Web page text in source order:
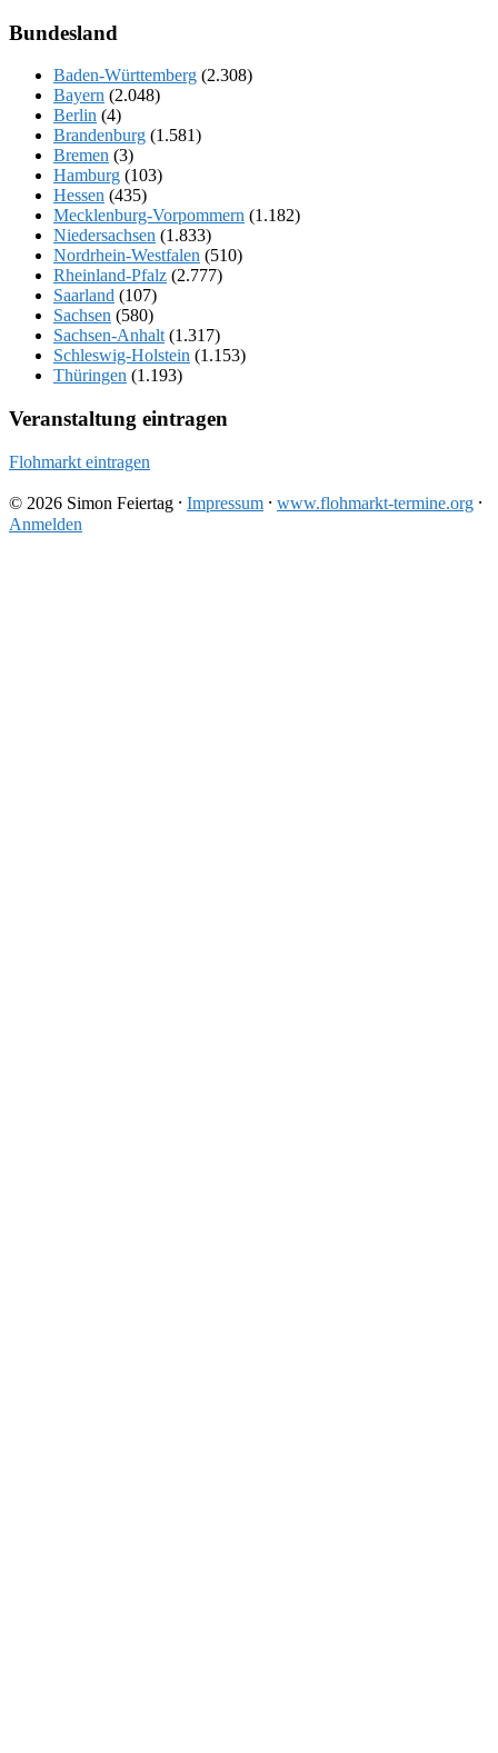
Bundesland
Baden-Württemberg (2.308)
Bayern (2.048)
Berlin (4)
Brandenburg (1.581)
Bremen (3)
Hamburg (103)
Hessen (435)
Mecklenburg-Vorpommern (1.182)
Niedersachsen (1.833)
Nordrhein-Westfalen (510)
Rheinland-Pfalz (2.777)
Saarland (107)
Sachsen (580)
Sachsen-Anhalt (1.317)
Schleswig-Holstein (1.153)
Thüringen (1.193)
Veranstaltung eintragen
Flohmarkt eintragen
© 2026 Simon Feiertag ⸱ Impressum ⸱ www.flohmarkt-termine.org ⸱
Anmelden